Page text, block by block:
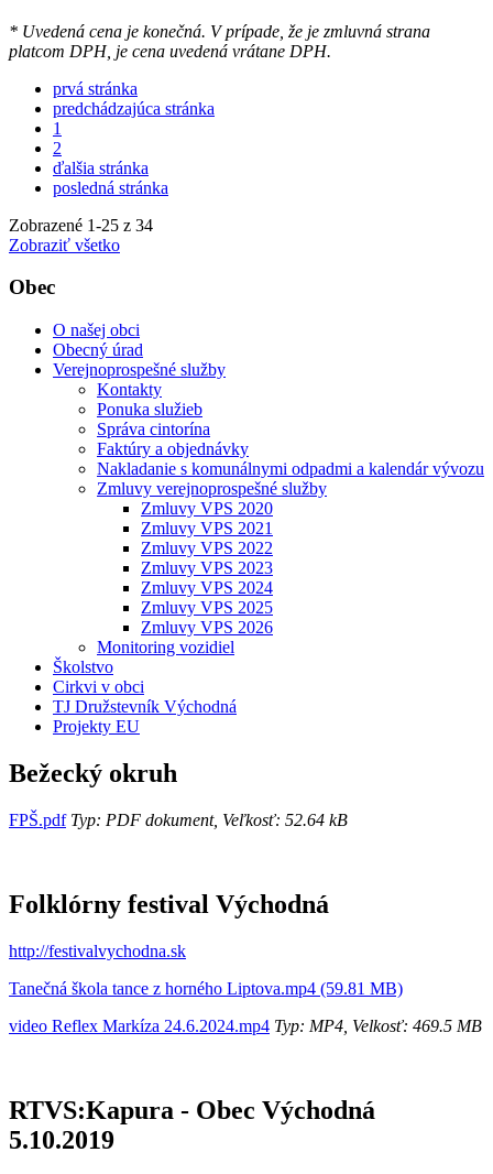
* Uvedená cena je konečná. V prípade, že je zmluvná strana
platcom DPH, je cena uvedená vrátane DPH.
prvá stránka
predchádzajúca stránka
1
2
ďalšia stránka
posledná stránka
Zobrazené 1-25 z 34
Zobraziť všetko
Obec
O našej obci
Obecný úrad
Verejnoprospešné služby
Kontakty
Ponuka služieb
Správa cintorína
Faktúry a objednávky
Nakladanie s komunálnymi odpadmi a kalendár vývozu
Zmluvy verejnoprospešné služby
Zmluvy VPS 2020
Zmluvy VPS 2021
Zmluvy VPS 2022
Zmluvy VPS 2023
Zmluvy VPS 2024
Zmluvy VPS 2025
Zmluvy VPS 2026
Monitoring vozidiel
Školstvo
Cirkvi v obci
TJ Družstevník Východná
Projekty EU
Bežecký okruh
FPŠ.pdfTyp: PDF dokument, Veľkosť: 52.64 kB
Folklórny festival Východná
http://festivalvychodna.sk
Tanečná škola tance z horného Liptova.mp4 (59.81 MB)
video Reflex Markíza 24.6.2024.mp4 Typ: MP4, Velkosť: 469.5 MB
RTVS:Kapura - Obec Východná
5.10.2019